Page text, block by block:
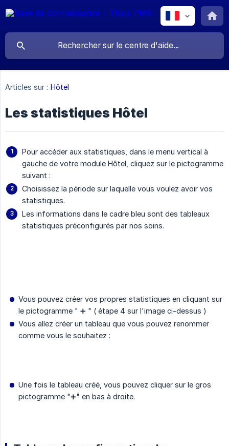
Articles sur : Hôtel
Les statistiques Hôtel
Pour accéder aux statistiques, dans le menu vertical à
gauche de votre module Hôtel, cliquez sur le pictogramme
suivant :
Choisissez la période sur laquelle vous voulez avoir vos
statistiques.
Les informations dans le cadre bleu sont des tableaux
statistiques préconfigurés par nos soins.
Vous pouvez créer vos propres statistiques en cliquant sur
le pictogramme " ➕ " ( étape 4 sur l'image ci-dessus )
Vous allez créer un tableau que vous pouvez renommer
comme vous le souhaitez :
Une fois le tableau créé, vous pouvez cliquer sur le gros
pictogramme "➕" en bas à droite.